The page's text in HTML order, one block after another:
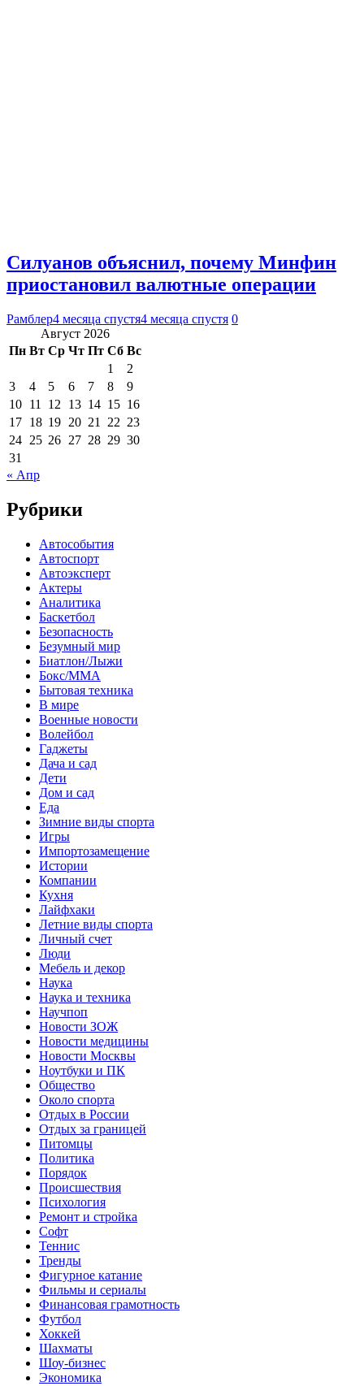
Силуанов объяснил, почему Минфин
приостановил валютные операции
Рамблер4 месяца спустя4 месяца спустя 0
Август 2026
Пн Вт Ср Чт Пт Сб Вс
1
2
3
4 5 6 7 8
9
10 11 12 13 14 15 16
17 18 19 20 21 22 23
24 25 26 27 28 29 30
31
« Апр
Рубрики
Автособытия
Автоспорт
Автоэксперт
Актеры
Аналитика
Баскетбол
Безопасность
Безумный мир
Биатлон/Лыжи
Бокс/MMA
Бытовая техника
В мире
Военные новости
Волейбол
Гаджеты
Дача и сад
Дети
Дом и сад
Еда
Зимние виды спорта
Игры
Импортозамещение
Истории
Компании
Кухня
Лайфхаки
Летние виды спорта
Личный счет
Люди
Мебель и декор
Наука
Наука и техника
Научпоп
Новости ЗОЖ
Новости медицины
Новости Москвы
Ноутбуки и ПК
Общество
Около спорта
Отдых в России
Отдых за границей
Питомцы
Политика
Порядок
Происшествия
Психология
Ремонт и стройка
Софт
Теннис
Тренды
Фигурное катание
Фильмы и сериалы
Финансовая грамотность
Футбол
Хоккей
Шахматы
Шоу-бизнес
Экономика